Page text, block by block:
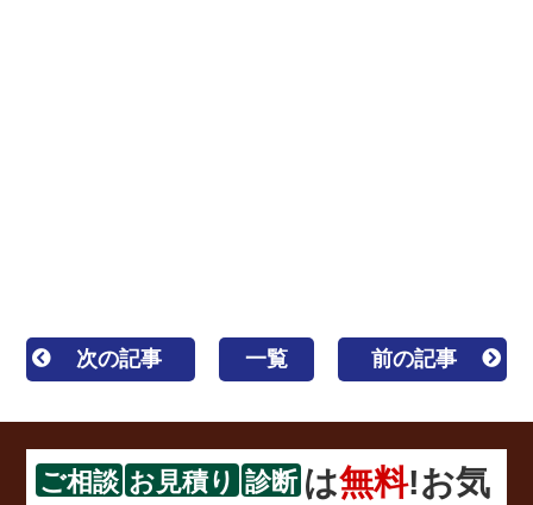
次の記事 一覧 前の記事
ご相談 お見積り 診断 は無料!お気